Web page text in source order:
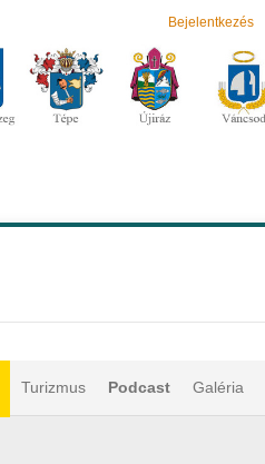
Bejelentkezés
Turizmus Podcast Galéria